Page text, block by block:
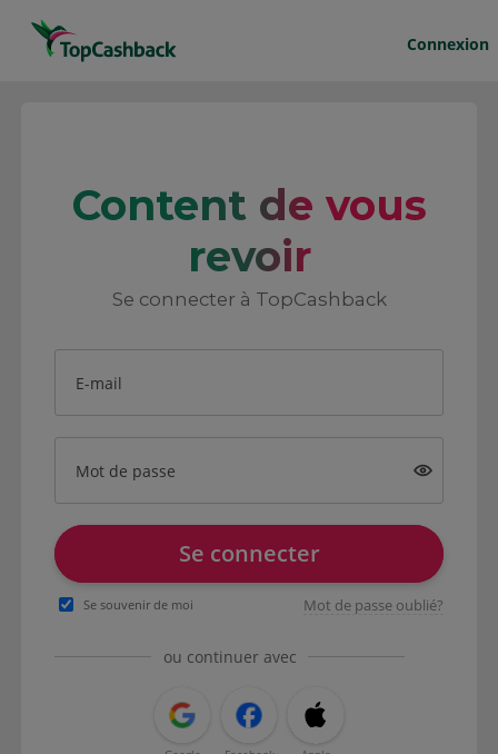
Connexion
Content de vous
revoir
Se connecter à TopCashback
E-mail
Mot de passe
Se connecter
Se souvenir de moi Mot de passe oublié?
ou continuer avec